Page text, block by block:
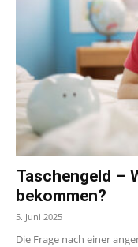
Taschengeld –
bekommen?
5. Juni 2025
Die Frage nach einer